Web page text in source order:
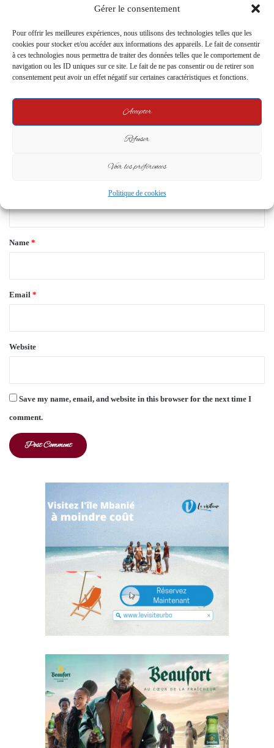
Gérer le consentement
Pour offrir les meilleures expériences, nous utilisons des technologies telles que les
cookies pour stocker et/ou accéder aux informations des appareils. Le fait de consentir
à ces technologies nous permettra de traiter des données telles que le comportement de
navigation ou les ID uniques sur ce site. Le fait de ne pas consentir ou de retirer son
consentement peut avoir un effet négatif sur certaines caractéristiques et fonctions.
Accepter
Refuser
Voir les préférences
Politique de cookies
Dévoilé
Leave a Reply
*
Name *
Email *
Website
Save my name, email, and website in this browser for the next time I
comment.